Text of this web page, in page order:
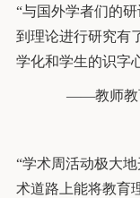
“与国外学者们的
到理论进行研究有
学化和学生的识字
——教师教
“学术周活动极大
术道路上能将教育